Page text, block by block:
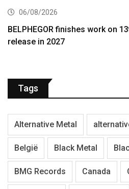
06/08/2026
BELPHEGOR finishes work on
release in 2027
Tags
Alternative Metal
België Black Metal
BMG Records Canada